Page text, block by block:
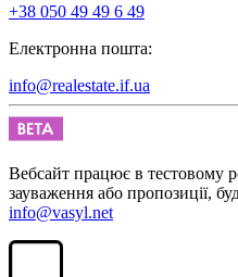
+38 050 49 49 6 49
Електронна пошта:
info@realestate.if.ua
Вебсайт працює в тестовому
зауваження або пропозиції,
info@vasyl.net